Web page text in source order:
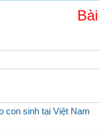
con sinh tại Việt Nam